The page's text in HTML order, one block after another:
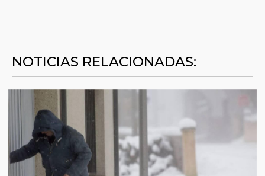
NOTICIAS RELACIONADAS: